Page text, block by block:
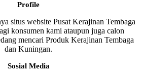
Profile
situs website Pusat Kerajinan Tembaga
konsumen kami ataupun juga calon
mencari Produk Kerajinan Tembaga
dan Kuningan.
Sosial Media